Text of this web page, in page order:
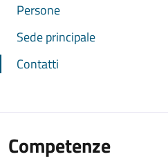
Persone
Sede principale
Contatti
Competenze